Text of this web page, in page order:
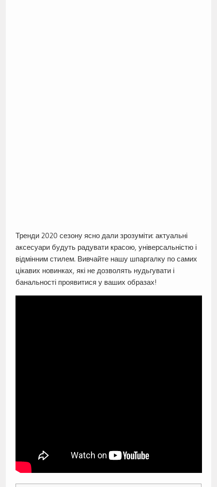
Тренди 2020 сезону ясно дали зрозуміти: актуальні
аксесуари будуть радувати красою, універсальністю і
відмінним стилем. Вивчайте нашу шпаргалку по самих
цікавих новинках, які не дозволять нудьгувати і
банальності проявитися у ваших образах!